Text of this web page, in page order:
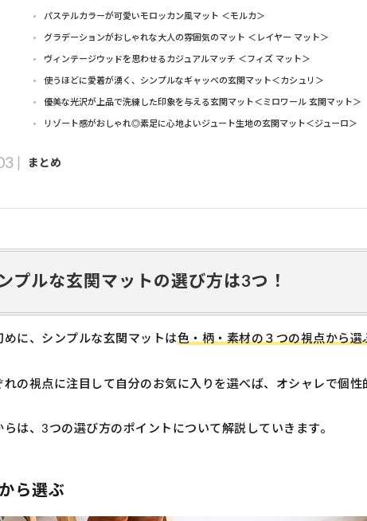
パステルカラーが可愛いモロッカン風マット ＜モルカ＞
グラデーションがおしゃれな大人の雰囲気のマット ＜レイヤー マット＞
ヴィンテージウッドを思わせるカジュアルマッチ ＜フィズ マット＞
使うほどに愛着が湧く、シンプルなギャッベの玄関マット＜カシュリ＞
優美な光沢が上品で洗練した印象を与える玄関マット＜ミロワール 玄関マット＞
リゾート感がおしゃれ◎素足に心地よいジュート生地の玄関マット＜ジューロ＞
まとめ
プルな玄関マットの選び方は3つ！
めに、シンプルな玄関マットは色・柄・素材の３つの視点から選
れの視点に注目して自分のお気に入りを選べば、オシャレで個性
らは、3つの選び方のポイントについて解説していきます。
ら選ぶ